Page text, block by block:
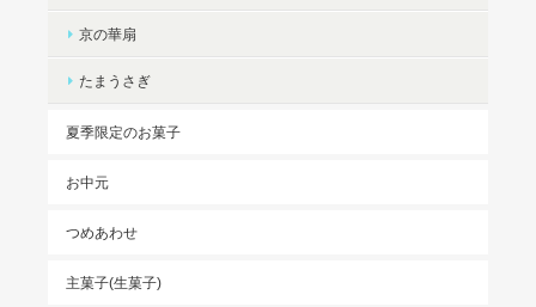
京の華扇
たまうさぎ
夏季限定のお菓子
お中元
つめあわせ
主菓子(生菓子)